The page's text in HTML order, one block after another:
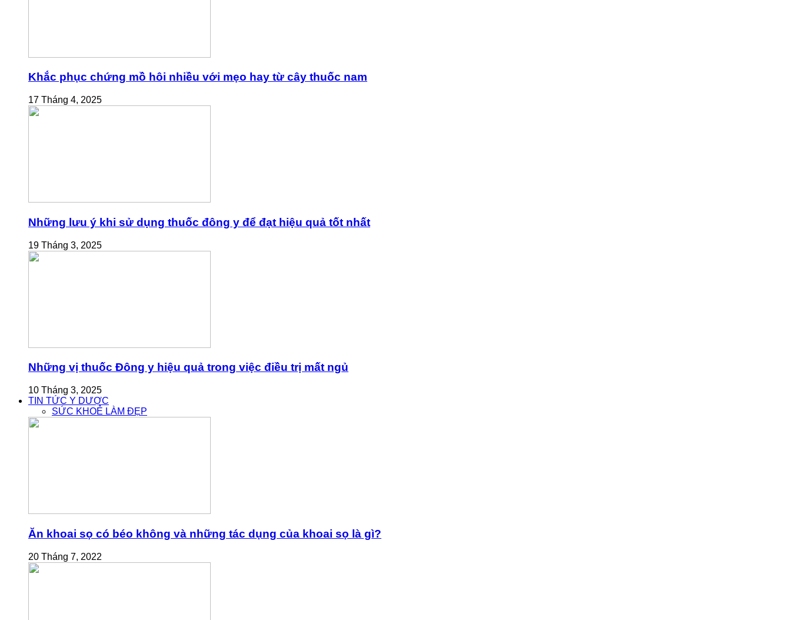
Khắc phục chứng mồ hôi nhiều với mẹo hay từ cây thuốc nam
17 Tháng 4, 2025
Những lưu ý khi sử dụng thuốc đông y để đạt hiệu quả tốt nhất
19 Tháng 3, 2025
Những vị thuốc Đông y hiệu quả trong việc điều trị mất ngủ
10 Tháng 3, 2025
TIN TỨC Y DƯỢC
SỨC KHOẺ LÀM ĐẸP
Ăn khoai sọ có béo không và những tác dụng của khoai sọ là gì?
20 Tháng 7, 2022